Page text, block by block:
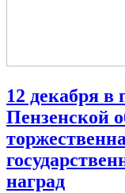
12 декабря в
Пензенской
наград